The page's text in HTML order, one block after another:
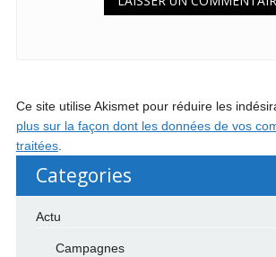
Ce site utilise Akismet pour réduire les
plus sur la façon dont les données de vos
traitées.
Categories
Actu
Campagnes